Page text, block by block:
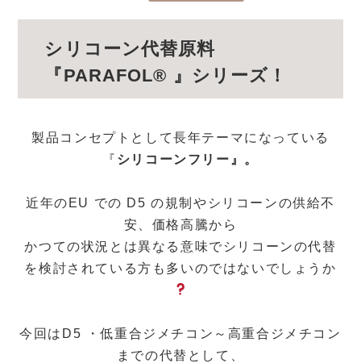
シリコーン代替原料
『PARAFOL® 』シリーズ！
製品コンセプトとして長年テーマになっている
『 シリコーンフリー』。
近年のEU での D5 の規制やシリコーンの供給不
安、価格高騰から
かつての状況とは異なる意味でシリコーンの代替
を検討されている方も多いのではないでしょうか
今回はD5 ・低重合ジメチコン～高重合ジメチコン
までの代替として、